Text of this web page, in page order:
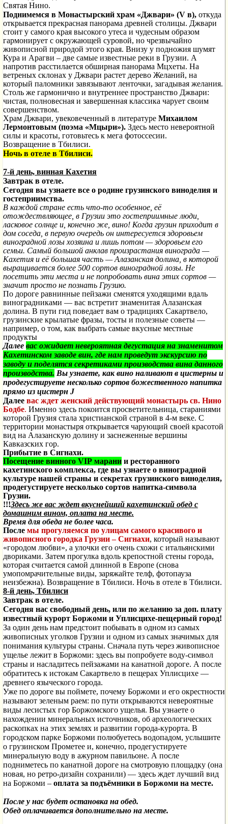
Святая Нино.
Поднимемся в Монастырский храм «Джвари» (V в), откуда
открывается прекрасная панорама древней столицы. Джвари
стоит у самого края высокого утеса и чудесным образом
гармонирует с окружающей суровой, но чрезвычайно
живописной природой этого края. Внизу у подножия шумят
Кура и Арагви – две самые известные реки в Грузии. А
напротив расстилается обширная панорама Мцхеты. На
ветреных склонах у Джвари растет дерево Желаний, на
который паломники завязывают ленточки, загадывая желания.
Столь же гармонично и внутреннее пространство Джвари:
чистая, полновесная и завершенная классика чарует своим
совершенством.
Храм Джвари, увековеченный в литературе Михаилом
Лермонтовым (поэма «Мцыри»). Здесь место невероятной
силы и красоты, готовьтесь к мега фотоссесии.
Возвращение в Тбилиси.
Ночь в отеле в Тбилиси.
7-й день, винная Кахетия
Завтрак в отеле.
Сегодня вы узнаете все о родине грузинского виноделия и
гостеприимства.
В каждой стране есть что-то особенное, её
отождествляющее, в Грузии это гостеприимные люди,
ласковое солнце и, конечно же, вино! Когда грузин приходит в
дом соседа, в первую очередь он интересуется здоровьем
виноградной лозы хозяина и лишь потом — здоровьем его
семьи. Самый большой анклав произрастания винограда —
Кахетия и её большая часть — Алазанская долина, в которой
выращивается более 500 сортов виноградной лозы. Не
посетить эти места и не попробовать вина этих сортов —
значит просто не познать Грузию.
По дороге равнинные пейзажи сменятся уходящими вдаль
виноградниками — вас встретит знаменитая Алазанская
долина. В пути гид поведает вам о традициях Сакартвело,
грузинские крылатые фразы, тосты и полезные советы —
например, о том, как выбрать самые вкусные местные
продукты
Далее вас ожидает невероятная дегустация на знаменитом
Кахетинском заводе вин, где нам проведут экскурсию по
заводу и поделятся секретиками производства вина данного
производства. Вы узнаете, как вино наливают в цистерны и
продегустируете несколько сортов божественного напитка
прямо из цистерн J
Далее вас ждет женский действующий монастырь св. Нино
Бодбе. Именно здесь покоится просветительница, стараниями
которой Грузия стала христианской страной в 4-м веке. С
территории монастыря открывается чарующий своей красотой
вид на Алазанскую долину и заснеженные вершины
Кавказских гор.
Прибытие в Сигнахи.
Посещение винного VIP марани и ресторанного
кахетинского комплекса, где вы узнаете о виноградной
культуре нашей страны и секретах грузинского виноделия,
продегустируете несколько сортов напитка-символа
Грузии.
!!!Здесь же вас ждет вкуснейший кахетинский обед с
домашним вином, оплата на месте.
Время для обеда не более часа.
После мы прогуляемся по улицам самого красивого и
живописного городка Грузии – Сигнахи, который называют
«городом любви», а улочки его очень схожи с итальянскими
двориками. Затем прогулка вдоль крепостной стены города,
которая считается самой длинной в Европе (снова
умопомрачительные виды, заряжайте телф, фотопауза
неизбежна). Возвращение в Тбилиси. Ночь в отеле в Тбилиси.
8-й день, Тбилиси
Завтрак в отеле.
Сегодня нас свободный день, или по желанию за доп. плату
известный курорт Боржоми и Уплисцихе-пещерный город!
За один день нам предстоит побывать в одном из самых
живописных уголков Грузии и одном из самых значимых для
понимания культуры страны. Сначала путь через живописное
ущелье лежит в Боржоми: здесь вы попробуете воду-символ
страны и насладитесь пейзажами на канатной дороге. А после
обратитесь к истокам Сакартвело в пещерах Уплисцихе —
древнего языческого города.
Уже по дороге вы поймете, почему Боржоми и его окрестности
называют зеленым раем: по пути открываются невероятные
виды лесистых гор Боржомского ущелья. Вы узнаете о
нахождении минеральных источников, об археологических
раскопках на этих землях и развитии города-курорта. В
городском парке Боржоми полюбуетесь водопадом, услышите
о грузинском Прометее и, конечно, продегустируете
минеральную воду в ажурном павильоне. А после
подниметесь по канатной дороге на смотровую площадку (она
новая, но ретро-дизайн сохранили) — здесь ждет лучший вид
на Боржоми – оплата за подъёмники в Боржоми на месте.
После у нас будет остановка на обед.
Обед оплачивается дополнительно на месте.